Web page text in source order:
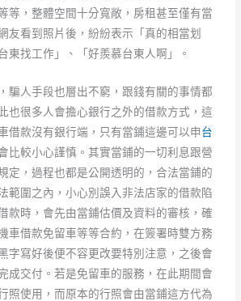
等，整體空間十分寬敞，房租甚至僅有當
友看到照片後，紛紛表示「真的相當划
東找工作」、「好羨慕台東人啊」。
騙人手段也層出不窮，跟錢有關的事情都
也很多人會擔心銀行之外的借款方式，這
借款沒有銀行端，只有當鋪這邊可以申台
比較小心謹慎。其實當鋪的一切利息跟營
定，過程也都是公開透明的，合法當鋪的
範圍之內，小心別誤入非法店家的借款陷
款時，會先由當鋪估價及資料的審核，確
車借款免留車等等合約，在簽署時雙方務
字寫好後便不容更改要特別注意，之後會
成交付。若是免留車的服務，在此期間會
照使用，而原本的行照會由當鋪這方代為